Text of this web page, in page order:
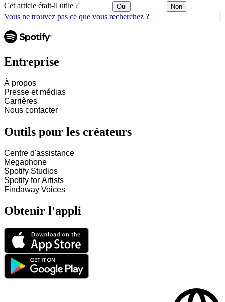
Vous ne trouvez pas ce que vous recherchez ?
Cet article était-il utile ? Oui Non
Entreprise
À propos
Presse et médias
Carrières
Nous contacter
Outils pour les créateurs
Centre d'assistance
Megaphone
Spotify Studios
Spotify for Artists
Findaway Voices
Obtenir l'appli